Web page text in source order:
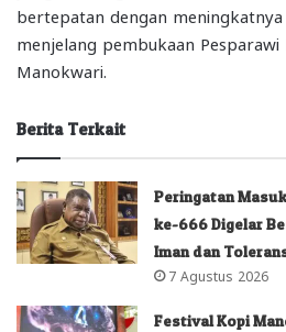
bertepatan dengan
menjelang pembukaan Pesparawi
Manokwari.
Berita Terkait
Peringatan
ke-666 Digelar
Iman dan
7 Agustus 2026
Festival Kopi